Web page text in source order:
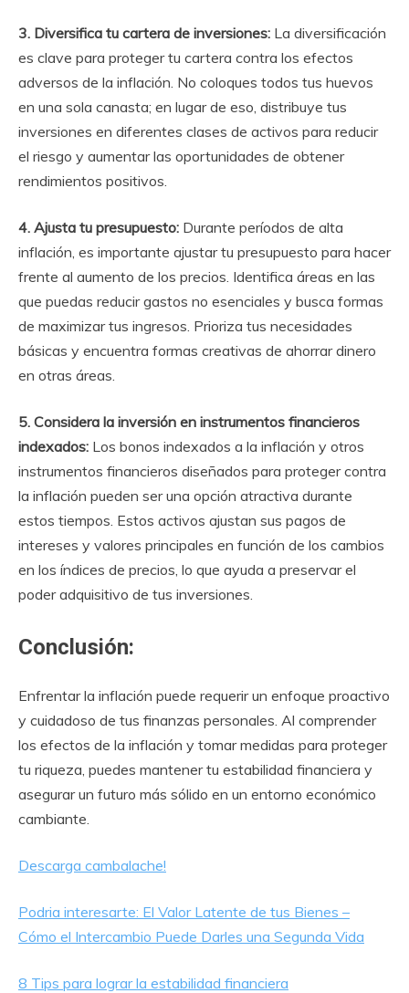
3. Diversifica tu cartera de inversiones: La diversificación
es clave para proteger tu cartera contra los efectos
adversos de la inflación. No coloques todos tus huevos
en una sola canasta; en lugar de eso, distribuye tus
inversiones en diferentes clases de activos para reducir
el riesgo y aumentar las oportunidades de obtener
rendimientos positivos.
4. Ajusta tu presupuesto: Durante períodos de alta
inflación, es importante ajustar tu presupuesto para hacer
frente al aumento de los precios. Identifica áreas en las
que puedas reducir gastos no esenciales y busca formas
de maximizar tus ingresos. Prioriza tus necesidades
básicas y encuentra formas creativas de ahorrar dinero
en otras áreas.
5. Considera la inversión en instrumentos financieros
indexados: Los bonos indexados a la inflación y otros
instrumentos financieros diseñados para proteger contra
la inflación pueden ser una opción atractiva durante
estos tiempos. Estos activos ajustan sus pagos de
intereses y valores principales en función de los cambios
en los índices de precios, lo que ayuda a preservar el
poder adquisitivo de tus inversiones.
Conclusión:
Enfrentar la inflación puede requerir un enfoque proactivo
y cuidadoso de tus finanzas personales. Al comprender
los efectos de la inflación y tomar medidas para proteger
tu riqueza, puedes mantener tu estabilidad financiera y
asegurar un futuro más sólido en un entorno económico
cambiante.
Descarga cambalache!
Podria interesarte: El Valor Latente de tus Bienes –
Cómo el Intercambio Puede Darles una Segunda Vida
8 Tips para lograr la estabilidad financiera